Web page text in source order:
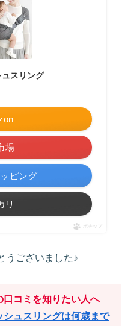
スリング
場
ピング
リ
ポチップ
うございました♪
コミを知りたい人へ
シュスリングは何歳まで